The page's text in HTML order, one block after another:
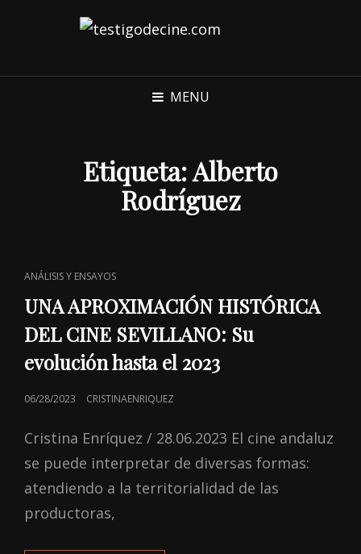
MENU
Etiqueta:Alberto
Rodríguez
CAT
LINKS
ANÁLISIS Y ENSAYOS
UNA APROXIMACIÓN HISTÓRICA
DEL CINE SEVILLANO: Su
evolución hasta el 2023
POSTED
06/28/2023 CRISTINAENRIQUEZ
Cristina Enríquez / 28.06.2023 El cine andaluz
se puede interpretar de diversas formas:
atendiendo a la territorialidad de las
productoras,